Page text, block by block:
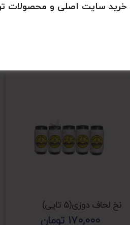
نخ لحاف دوزی(۵ تایی)
170,000 تومان
خرید سایت اصلی و محصولات